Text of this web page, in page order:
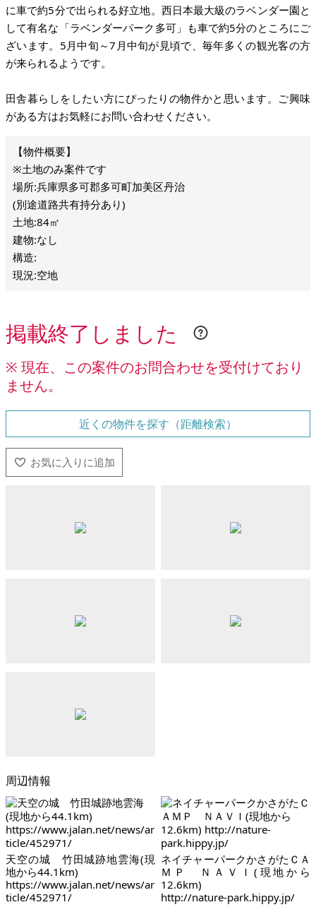
に車で約5分で出られる好立地。西日本最大級のラベンダー園と
して有名な「ラベンダーパーク多可」も車で約5分のところにご
ざいます。5月中旬～7月中旬が見頃で、毎年多くの観光客の方
が来られるようです。
田舎暮らしをしたい方にぴったりの物件かと思います。ご興味
がある方はお気軽にお問い合わせください。
※土地のみ案件です
場所:兵庫県多可郡多可町加美区丹治
(別途道路共有持分あり)
土地:84㎡
建物:なし
構造:
現況:空地
掲載終了しました
※ 現在、この案件のお問合わせを受付けており
ません。
近くの物件を探す（距離検索）
周辺情報
天空の城 竹田城跡地雲海(現
地から44.1km)
https://www.jalan.net/news/ar
ticle/452971/
ネイチャーパークかさがたＣＡ
ＭＰ ＮＡＶＩ(現地から
12.6km)
http://nature-park.hippy.jp/